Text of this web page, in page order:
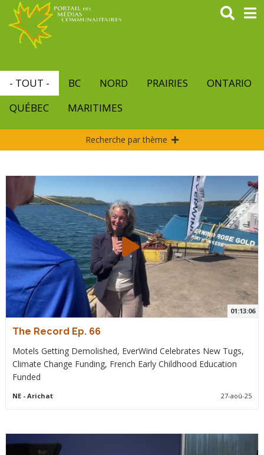
Aller
contenu
principal
- TOUT - BC NORD PRAIRIES
ONTARIO
QUÉBEC
MARITIMES
Recherche par thème
01:13:06
The Record Ep. 66
Motels Getting Demolished, EverWind Celebrates New Tugs,
Climate Change Funding, French Early Childhood Education
Funded
NE- Arichat 27-aoû-25